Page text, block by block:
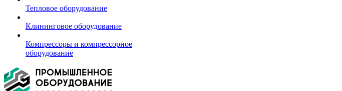
Тепловое оборудование
Клининговое оборудование
Компрессоры и компрессорное
оборудование